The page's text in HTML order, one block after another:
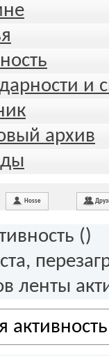
и
архив
Hosse
()
ленты
активность